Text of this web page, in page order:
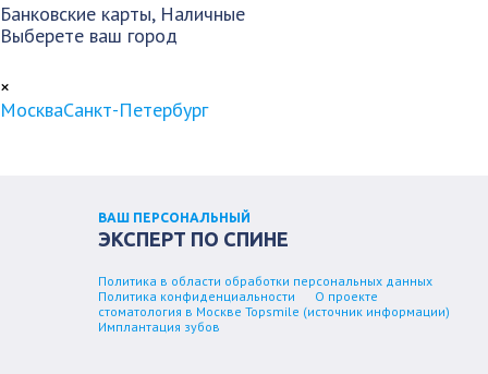
Банковские карты, Наличные
Выберете ваш город
×
МоскваСанкт-Петербург
ВАШ ПЕРСОНАЛЬНЫЙ
ЭКСПЕРТ ПО СПИНЕ
Политика в области обработки персональных данных
Политика конфиденциальности
О проекте
стоматология в Москве Topsmile (источник информации)
Имплантация зубов